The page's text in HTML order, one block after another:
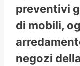
preventivi
di mobili,
negozi